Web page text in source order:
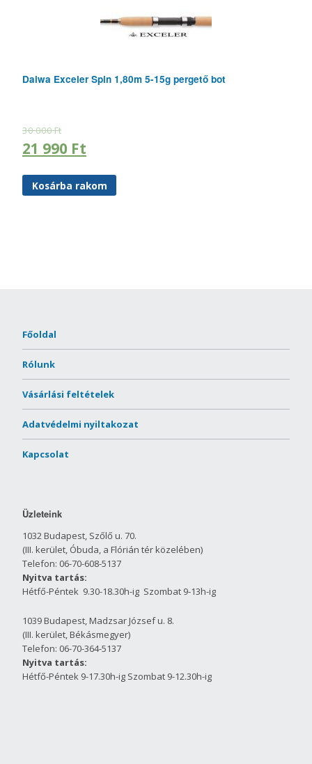
Daiwa Exceler Spin 1,80m 5-15g pergető bot
30 000Ft
21 990 Ft
Kosárba rakom
Főoldal
Rólunk
Vásárlási feltételek
Adatvédelmi nyiltakozat
Kapcsolat
Üzleteink
1032 Budapest, Szőlő u. 70.
(III. kerület, Óbuda, a Flórián tér közelében)
Telefon: 06-70-608-5137
Nyitva tartás:
Hétfő-Péntek 9.30-18.30h-ig Szombat 9-13h-ig
1039 Budapest, Madzsar József u. 8.
(III. kerület, Békásmegyer)
Telefon: 06-70-364-5137
Nyitva tartás:
Hétfő-Péntek 9-17.30h-ig Szombat 9-12.30h-ig